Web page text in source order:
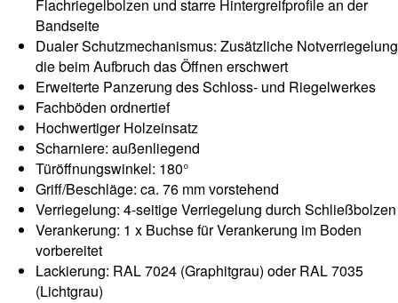
Flachriegelbolzen und starre Hintergreifprofile an der
Bandseite
Dualer Schutzmechanismus: Zusätzliche Notverriegelung
die beim Aufbruch das Öffnen erschwert
Erweiterte Panzerung des Schloss- und Riegelwerkes
Fachböden ordnertief
Hochwertiger Holzeinsatz
Scharniere: außenliegend
Türöffnungswinkel: 180°
Griff/Beschläge: ca. 76 mm vorstehend
Verriegelung: 4-seitige Verriegelung durch Schließbolzen
Verankerung: 1 x Buchse für Verankerung im Boden
vorbereitet
Lackierung: RAL 7024 (Graphitgrau) oder RAL 7035
(Lichtgrau)